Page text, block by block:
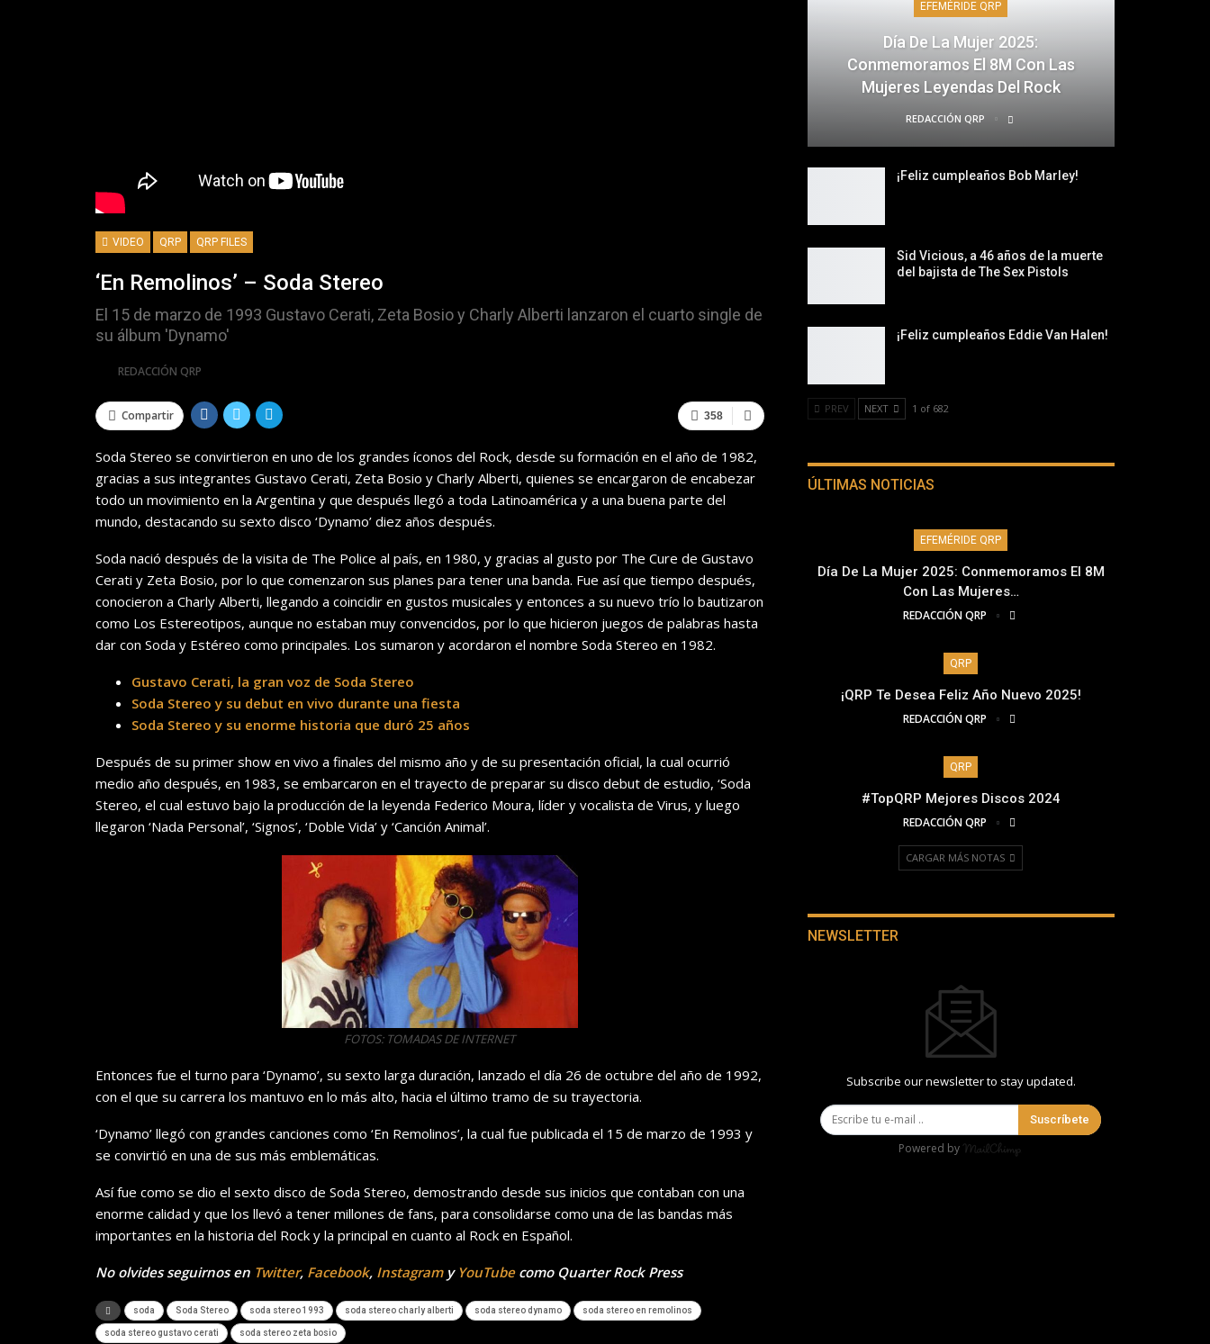
VIDEO QRP QRP FILES
‘En Remolinos’ – Soda Stereo
El 15 de marzo de 1993 Gustavo Cerati, Zeta Bosio y Charly Alberti lanzaron el cuarto single de
su álbum 'Dynamo'
REDACCIÓN QRP
358
Compartir
Soda Stereo se convirtieron en uno de los grandes íconos del Rock, desde su formación en el año de 1982,
gracias a sus integrantes Gustavo Cerati, Zeta Bosio y Charly Alberti, quienes se encargaron de encabezar
todo un movimiento en la Argentina y que después llegó a toda Latinoamérica y a una buena parte del
mundo, destacando su sexto disco ‘Dynamo’ diez años después.
Soda nació después de la visita de The Police al país, en 1980, y gracias al gusto por The Cure de Gustavo
Cerati y Zeta Bosio, por lo que comenzaron sus planes para tener una banda. Fue así que tiempo después,
conocieron a Charly Alberti, llegando a coincidir en gustos musicales y entonces a su nuevo trío lo bautizaron
como Los Estereotipos, aunque no estaban muy convencidos, por lo que hicieron juegos de palabras hasta
dar con Soda y Estéreo como principales. Los sumaron y acordaron el nombre Soda Stereo en 1982.
Gustavo Cerati, la gran voz de Soda Stereo
Soda Stereo y su debut en vivo durante una fiesta
Soda Stereo y su enorme historia que duró 25 años
Después de su primer show en vivo a finales del mismo año y de su presentación oficial, la cual ocurrió
medio año después, en 1983, se embarcaron en el trayecto de preparar su disco debut de estudio, ‘Soda
Stereo, el cual estuvo bajo la producción de la leyenda Federico Moura, líder y vocalista de Virus, y luego
llegaron ‘Nada Personal’, ‘Signos’, ‘Doble Vida’ y ‘Canción Animal’.
FOTOS: TOMADAS DE INTERNET
Entonces fue el turno para ‘Dynamo’, su sexto larga duración, lanzado el día 26 de octubre del año de 1992,
con el que su carrera los mantuvo en lo más alto, hacia el último tramo de su trayectoria.
‘Dynamo’ llegó con grandes canciones como ‘En Remolinos’, la cual fue publicada el 15 de marzo de 1993 y
se convirtió en una de sus más emblemáticas.
Así fue como se dio el sexto disco de Soda Stereo, demostrando desde sus inicios que contaban con una
enorme calidad y que los llevó a tener millones de fans, para consolidarse como una de las bandas más
importantes en la historia del Rock y la principal en cuanto al Rock en Español.
No olvides seguirnos en Twitter, Facebook, Instagramy YouTubecomo Quarter Rock Press
soda Soda Stereo soda stereo 1993 soda stereo charly alberti soda stereo dynamo soda stereo en remolinos
soda stereo gustavo cerati soda stereo zeta bosio
EFEMÉRIDE QRP
Día De La Mujer 2025:
Conmemoramos El 8M Con Las
Mujeres Leyendas Del Rock
REDACCIÓN QRP
¡Feliz cumpleaños Bob Marley!
Sid Vicious, a 46 años de la muerte
del bajista de The Sex Pistols
¡Feliz cumpleaños Eddie Van Halen!
PREV NEXT 1 of 682
ÚLTIMAS NOTICIAS
EFEMÉRIDE QRP
Día De La Mujer 2025: Conmemoramos El 8M
Con Las Mujeres…
REDACCIÓN QRP
QRP
¡QRP Te Desea Feliz Año Nuevo 2025!
REDACCIÓN QRP
QRP
#TopQRP Mejores Discos 2024
REDACCIÓN QRP
CARGAR MÁS NOTAS
NEWSLETTER
Subscribe our newsletter to stay updated.
Suscríbete
Powered by